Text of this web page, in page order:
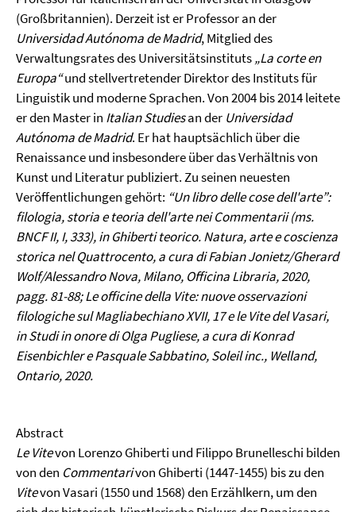
(Großbritannien). Derzeit ist er Professor an der
UniversidadAutónoma de Madrid, Mitglied des
Verwaltungsrates des Universitätsinstituts„La corte en
Europa“und stellvertretender Direktor des Instituts für
Linguistik und moderne Sprachen. Von 2004 bis 2014 leitete
er den Master in Italian Studiesan der Universidad
Autónoma de Madrid. Er hat hauptsächlich über die
Renaissance und insbesondere über das Verhältnis von
Kunst und Literatur publiziert. Zu seinen neuesten
Veröffentlichungen gehört: “Un libro delle cose dell'arte”:
filologia, storia e teoria dell'arte nei Commentarii (ms.
BNCF II, I, 333), in Ghiberti teorico. Natura, arte e coscienza
storica nel Quattrocento, a cura di Fabian Jonietz/Gherard
Wolf/Alessandro Nova, Milano, Officina Libraria, 2020,
pagg. 81-88; Le officine della Vite: nuove osservazioni
filologiche sul Magliabechiano XVII, 17 e le Vite del Vasari,
in Studi in onore di Olga Pugliese, a cura di Konrad
Eisenbichler e Pasquale Sabbatino, Soleil inc., Welland,
Ontario, 2020.
Abstract
Le Vitevon Lorenzo Ghiberti und Filippo Brunelleschi bilden
von den Commentarivon Ghiberti (1447-1455) bis zu den
Vitevon Vasari (1550 und 1568) den Erzählkern, um den